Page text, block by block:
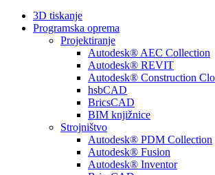
3D tiskanje
Programska oprema
Projektiranje
Autodesk® AEC Collection
Autodesk® REVIT
Autodesk® Construction
hsbCAD
BricsCAD
BIM knjižnice
Strojništvo
Autodesk® PDM Collection
Autodesk® Fusion
Autodesk® Inventor